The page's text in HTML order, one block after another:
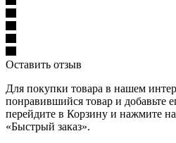
Оставить отзыв
Для покупки товара в нашем
понравившийся товар и добавьте
перейдите в Корзину и нажмите
«Быстрый заказ».